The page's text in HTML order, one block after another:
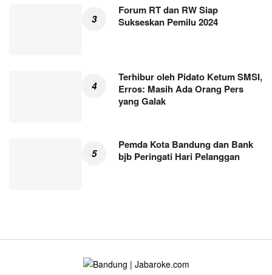
Forum RT dan RW Siap
Sukseskan Pemilu 2024
Terhibur oleh Pidato Ketum SMSI,
Erros: Masih Ada Orang Pers
yang Galak
Pemda Kota Bandung dan Bank
bjb Peringati Hari Pelanggan